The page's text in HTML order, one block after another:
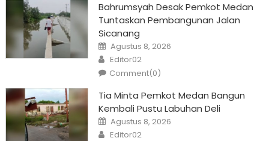
Bahrumsyah Desak Pemkot Medan
Tuntaskan Pembangunan Jalan
Sicanang
Posted
on
Agustus 8, 2026
Author
Editor02
Comment(0)
Tia Minta Pemkot Medan Bangun
Kembali Pustu Labuhan Deli
Posted
on
Agustus 8, 2026
Author
Editor02